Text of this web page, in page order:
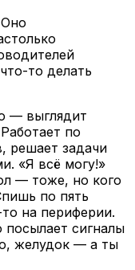
то делать
— выглядит
по
решает задачи
«Я всё могу!»
— тоже, но кого
по пять
на периферии.
сигналы
желудок — а ты